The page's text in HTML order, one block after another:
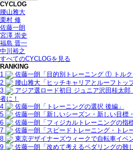
CYCLOG
腰山雅大
栗村 修
佐藤一朗
宮澤 崇史
福島 晋一
中川裕之
すべてのCYCLOGを見る
RANKING
1
佐藤一朗「目的別トレーニング ① トルク
2
腰山雅大「ヒッチキャリアとルーフトッ
3
アジア選ロード初日 ジュニア沢田桂太
者に！
4
佐藤一朗「トレーニングの選択 後編」
5
佐藤一朗「新しいシーズン・新しい目標
6
佐藤一朗「フィジカルトレーニングの指標
7
佐藤一朗「スピードトレーニング・トレ
8
東京デザイナーズウィークで自転車イベ
9
佐藤一朗「改めて考えるペダリングの難